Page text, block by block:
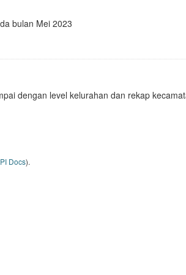
bulan Mei 2023
dengan level kelurahan dan rekap
Docs).